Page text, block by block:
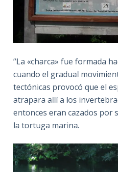
“La «charca» fue formada
cuando el gradual
tectónicas provocó que el
atrapara allí a los
entonces eran cazados por
la tortuga marina.